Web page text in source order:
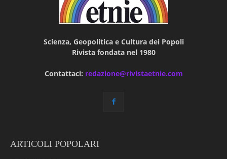
Scienza, Geopolitica e Cultura dei Popoli
Rivista fondata nel 1980
Contattaci: redazione@rivistaetnie.com
ARTICOLI POPOLARI